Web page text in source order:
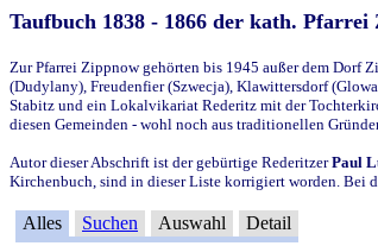
Taufbuch 1838 - 1866 der kath.
Zur Pfarrei Zippnow gehörten bis 1945 außer dem Dorf
(Dudylany), Freudenfier (Szwecja), Klawittersdorf
Stabitz und ein Lokalvikariat Rederitz mit der
diesen Gemeinden - wohl noch aus traditionellen
Autor dieser Abschrift ist der gebürtige RederitzerPaul
Kirchenbuch, sind in dieser Liste korrigiert worden. Bei
Alles Suchen Auswahl Detail